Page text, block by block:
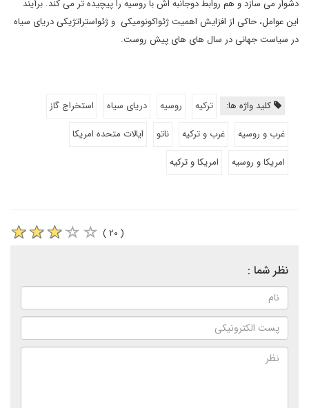
دشوار می سازد و هم روابط دوجانبه اش با روسیه را پیچیده تر می کند. برآیند
این عوامل، حاکی از افزایش اهمیت ژئواکونومیکی و ژئواستراتژیکی دریای سیاه
در سیاست جهانی در سال های های پیش روست.
کلید واژه ها: ترکیه روسیه دریای سیاه
استخراج گاز
غرب و روسیه
غرب و ترکیه ناتو
ایالات متحده امریکا
امریکا و روسیه
امریکا و ترکیه
( ۲۰ )
نظر شما :